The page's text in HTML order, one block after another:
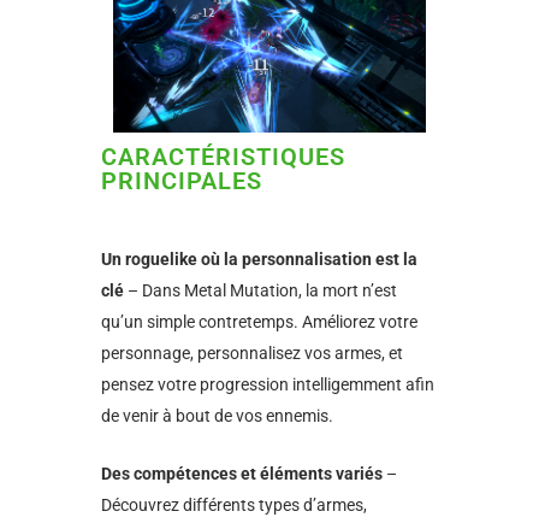
CARACTÉRISTIQUES
PRINCIPALES
Un roguelike où la personnalisation est la
clé – Dans Metal Mutation, la mort n’est
qu’un simple contretemps. Améliorez votre
personnage, personnalisez vos armes, et
pensez votre progression intelligemment afin
de venir à bout de vos ennemis.
Des compétences et éléments variés –
Découvrez différents types d’armes,